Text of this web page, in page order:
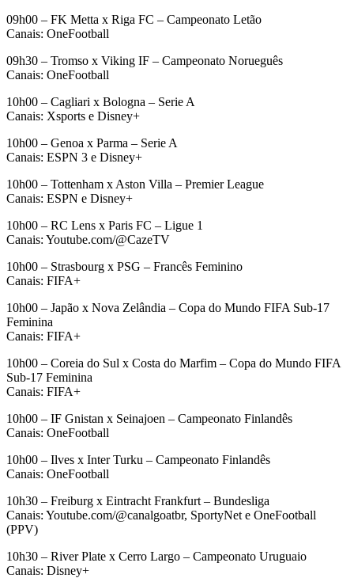
09h00 – FK Metta x Riga FC – Campeonato Letão
Canais: OneFootball
09h30 – Tromso x Viking IF – Campeonato Norueguês
Canais: OneFootball
10h00 – Cagliari x Bologna – Serie A
Canais: Xsports e Disney+
10h00 – Genoa x Parma – Serie A
Canais: ESPN 3 e Disney+
10h00 – Tottenham x Aston Villa – Premier League
Canais: ESPN e Disney+
10h00 – RC Lens x Paris FC – Ligue 1
Canais: Youtube.com/@CazeTV
10h00 – Strasbourg x PSG – Francês Feminino
Canais: FIFA+
10h00 – Japão x Nova Zelândia – Copa do Mundo FIFA Sub-17
Feminina
Canais: FIFA+
10h00 – Coreia do Sul x Costa do Marfim – Copa do Mundo FIFA
Sub-17 Feminina
Canais: FIFA+
10h00 – IF Gnistan x Seinajoen – Campeonato Finlandês
Canais: OneFootball
10h00 – Ilves x Inter Turku – Campeonato Finlandês
Canais: OneFootball
10h30 – Freiburg x Eintracht Frankfurt – Bundesliga
Canais: Youtube.com/@canalgoatbr, SportyNet e OneFootball
(PPV)
10h30 – River Plate x Cerro Largo – Campeonato Uruguaio
Canais: Disney+